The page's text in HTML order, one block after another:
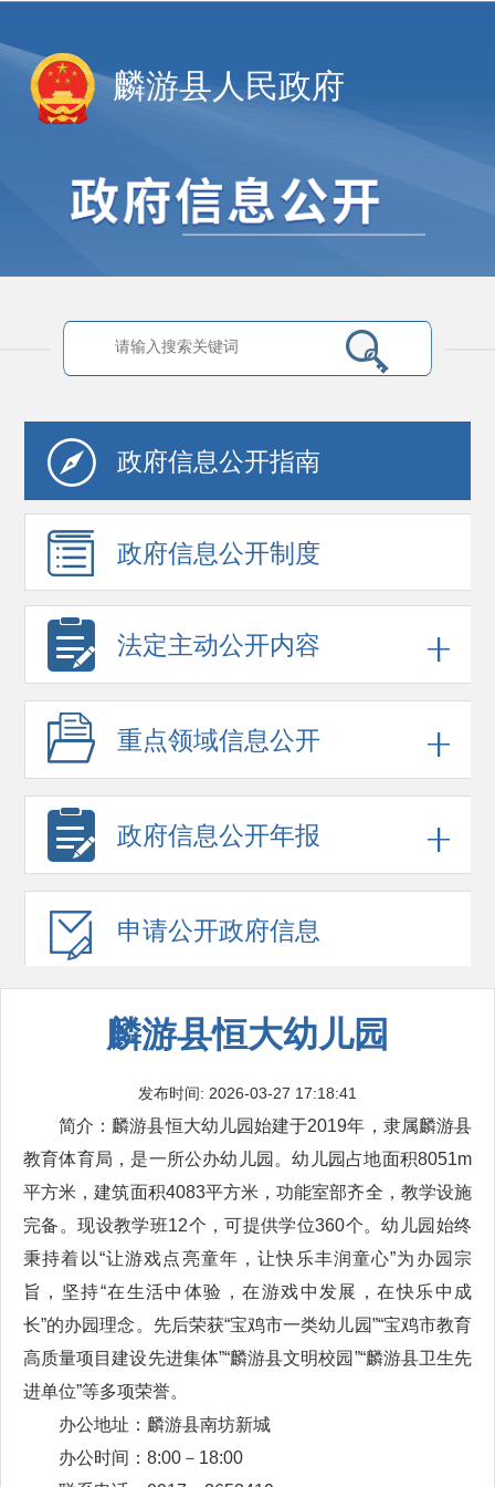
麟游县人民政府
政府信息公开指南
政府信息公开制度
法定主动公开内容
重点领域信息公开
政府信息公开年报
申请公开政府信息
麟游县恒大幼儿园
发布时间: 2026-03-27 17:18:41
简介：麟游县恒大幼儿园始建于2019年，隶属麟游县
教育体育局，是一所公办幼儿园。幼儿园占地面积8051m
平方米，建筑面积4083平方米，功能室部齐全，教学设施
完备。现设教学班12个，可提供学位360个。幼儿园始终
秉持着以“让游戏点亮童年，让快乐丰润童心”为办园宗
旨，坚持“在生活中体验，在游戏中发展，在快乐中成
长”的办园理念。先后荣获“宝鸡市一类幼儿园”“宝鸡市教育
高质量项目建设先进集体”“麟游县文明校园”“麟游县卫生先
进单位”等多项荣誉。
办公地址：麟游县南坊新城
办公时间：8:00－18:00